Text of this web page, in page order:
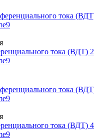
тока (ВДТ)
тока (ВДТ)